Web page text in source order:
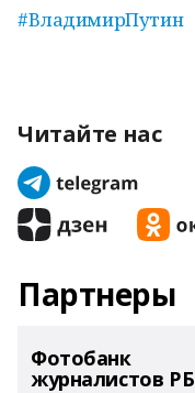
#ВладимирПутин
Читайте нас
Партнеры
Фотобанк
журналистов РБ